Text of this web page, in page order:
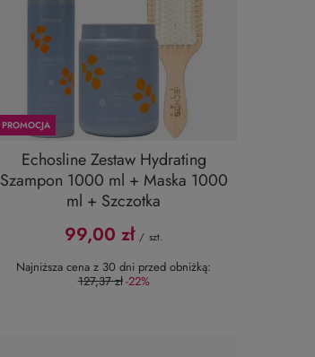
PROMOCJA
Echosline Zestaw Hydrating
Szampon 1000 ml + Maska 1000
ml + Szczotka
99,00 zł / szt.
Najniższa cena z 30 dni przed obniżką:
127,37 zł-22%